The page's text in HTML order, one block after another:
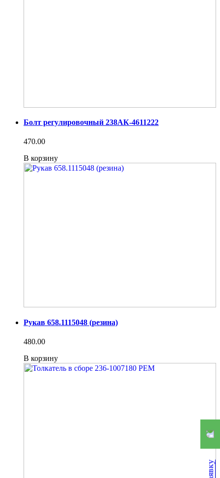
Болт регулировочный 238АК-4611222
470.00
В корзину
Рукав 658.1115048 (резина)
480.00
В корзину